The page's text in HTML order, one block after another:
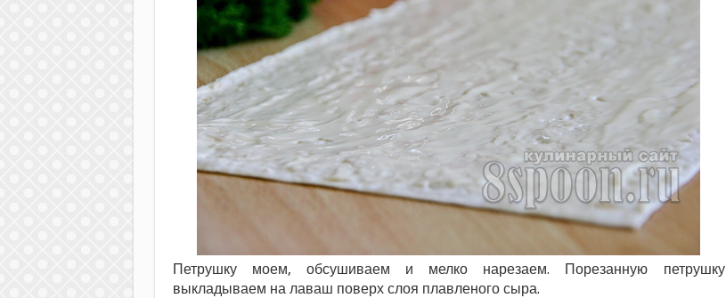
Петрушку моем, обсушиваем и мелко нарезаем. Порезанную петрушку
выкладываем на лаваш поверх слоя плавленого сыра.